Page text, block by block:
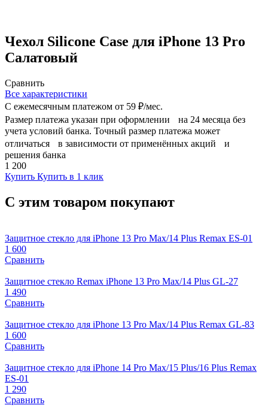
Чехол Silicone Case для iPhone 13 Pro
Салатовый
Сравнить
Все характеристики
С ежемесячным платежом от 59 ₽/мес.
Размер платежа указан при оформлении на 24 месяца без
учета условий банка. Точный размер платежа может
отличаться в зависимости от применённых акций и
решения банка
1 200
Купить Купить в 1 клик
С этим товаром покупают
Защитное стекло для iPhone 13 Pro Max/14 Plus Remax ES-01
1 600
Сравнить
Защитное стекло Remax iPhone 13 Pro Max/14 Plus GL-27
1 490
Сравнить
Защитное стекло для iPhone 13 Pro Max/14 Plus Remax GL-83
1 600
Сравнить
Защитное стекло для iPhone 14 Pro Max/15 Plus/16 Plus Remax
ES-01
1 290
Сравнить